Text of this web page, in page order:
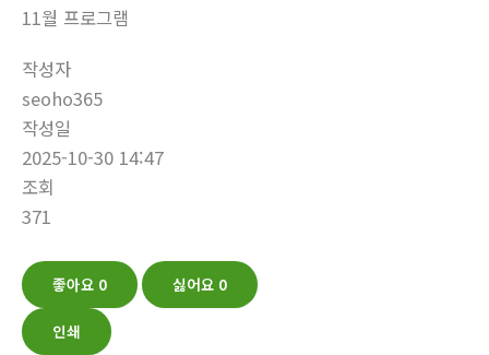
11월 프로그램
작성자
seoho365
작성일
2025-10-30 14:47
조회
371
좋아요 0 싫어요 0
인쇄